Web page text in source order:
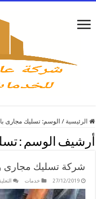
الرئيسية / الوسم:تسليك مجارى
أرشيف الوسم :
شركة تسليك مجارى
27/12/2019 خدمات